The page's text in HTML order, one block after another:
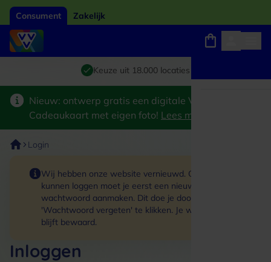
Consument Zakelijk
Giftcard van het jaar 2026
Keuze uit 18.000 locaties
Winkels, webshops en uitjes
Nieuw: ontwerp gratis een digitale VVV
Cadeaukaart met eigen foto! Lees meer
Login
Wij hebben onze website vernieuwd. Om in te
kunnen loggen moet je eerst een nieuw
wachtwoord aanmaken. Dit doe je door op de link
'Wachtwoord vergeten' te klikken. Je winkelmand
blijft bewaard.
Inloggen